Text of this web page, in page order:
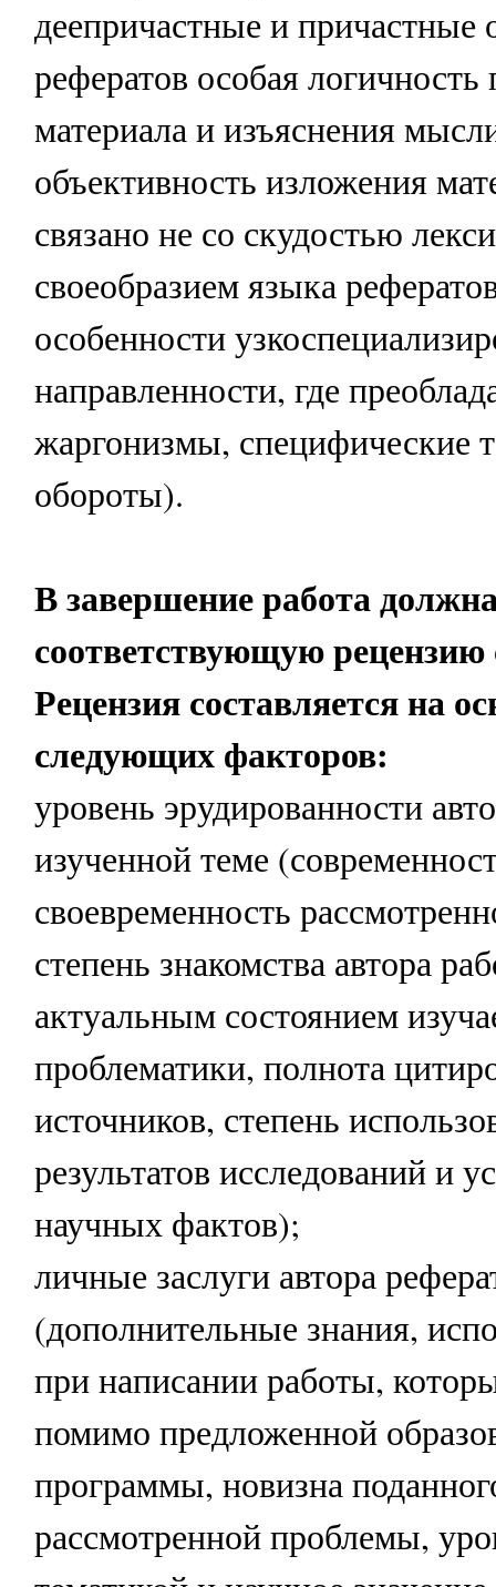
деепричастные и
рефератов особая логичность
материала и изъяснения
объективность изложения
связано не со скудостью
своеобразием языка
особенности
направленности, где
жаргонизмы, специфические
обороты).
В завершение работа
соответствующую рецензию
Рецензия составляется на
следующих факторов:
уровень эрудированности
изученной теме
своевременность
степень знакомства автора
актуальным состоянием
проблематики, полнота
источников, степень
результатов исследований и
научных фактов);
личные заслуги автора
(дополнительные знания,
при написании работы,
помимо предложенной
программы, новизна
рассмотренной проблемы,